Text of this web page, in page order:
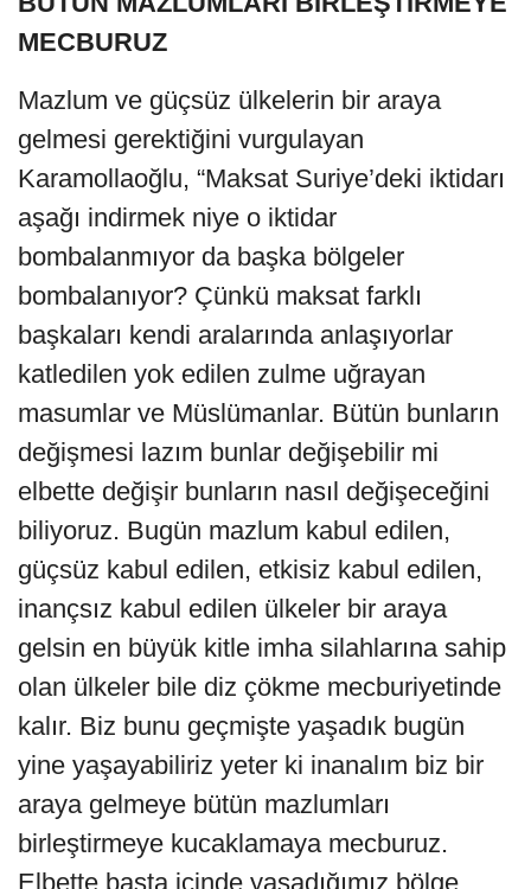
MECBURUZ
Mazlum ve güçsüz ülkelerin bir araya
gelmesi gerektiğini vurgulayan
Karamollaoğlu, “Maksat Suriye’deki iktidarı
aşağı indirmek niye o iktidar
bombalanmıyor da başka bölgeler
bombalanıyor? Çünkü maksat farklı
başkaları kendi aralarında anlaşıyorlar
katledilen yok edilen zulme uğrayan
masumlar ve Müslümanlar. Bütün bunların
değişmesi lazım bunlar değişebilir mi
elbette değişir bunların nasıl değişeceğini
biliyoruz. Bugün mazlum kabul edilen,
güçsüz kabul edilen, etkisiz kabul edilen,
inançsız kabul edilen ülkeler bir araya
gelsin en büyük kitle imha silahlarına sahip
olan ülkeler bile diz çökme mecburiyetinde
kalır. Biz bunu geçmişte yaşadık bugün
yine yaşayabiliriz yeter ki inanalım biz bir
araya gelmeye bütün mazlumları
birleştirmeye kucaklamaya mecburuz.
Elbette başta içinde yaşadığımız bölge